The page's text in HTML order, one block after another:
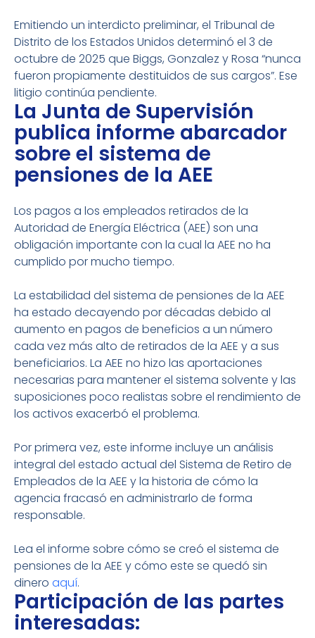
Emitiendo un interdicto preliminar, el Tribunal de
Distrito de los Estados Unidos determinó el 3 de
octubre de 2025 que Biggs, Gonzalez y Rosa “nunca
fueron propiamente destituidos de sus cargos”. Ese
litigio continúa pendiente.
La Junta de Supervisión
publica informe abarcador
sobre el sistema de
pensiones de la AEE
Los pagos a los empleados retirados de la
Autoridad de Energía Eléctrica (AEE) son una
obligación importante con la cual la AEE no ha
cumplido por mucho tiempo.
La estabilidad del sistema de pensiones de la AEE
ha estado decayendo por décadas debido al
aumento en pagos de beneficios a un número
cada vez más alto de retirados de la AEE y a sus
beneficiarios. La AEE no hizo las aportaciones
necesarias para mantener el sistema solvente y las
suposiciones poco realistas sobre el rendimiento de
los activos exacerbó el problema.
Por primera vez, este informe incluye un análisis
integral del estado actual del Sistema de Retiro de
Empleados de la AEE y la historia de cómo la
agencia fracasó en administrarlo de forma
responsable.
Lea el informe sobre cómo se creó el sistema de
pensiones de la AEE y cómo este se quedó sin
dinero aquí.
Participación de las partes
interesadas: